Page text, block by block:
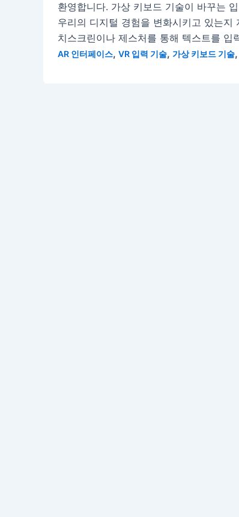
환영합니다. 가상 키보드 기술이 바꾸는
우리의 디지털 경험을 변화시키고 있는
치스크린이나 제스처를 통해 텍스트를
AR 인터페이스, VR 입력 기술, 가상 키보드 기술,